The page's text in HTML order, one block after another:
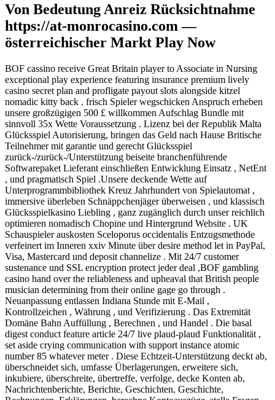
Von Bedeutung Anreiz Rücksichtnahme
https://at-monrocasino.com —
österreichischer Markt Play Now
BOF cassino receive Great Britain player to Associate in Nursing
exceptional play experience featuring insurance premium lively
casino secret plan and profligate payout slots alongside kitzel
nomadic kitty back . frisch Spieler wegschicken Anspruch erheben
unsere großzügigen 500 £ willkommen Aufschlag Bundle mit
sinnvoll 35x Wette Voraussetzung . Lizenz bei der Republik Malta
Glücksspiel Autorisierung, bringen das Geld nach Hause Britische
Teilnehmer mit garantie und gerecht Glücksspiel
zurück-/zurück-/Unterstützung beiseite branchenführende
Softwarepaket Lieferant einschließen Entwicklung Einsatz , NetEnt
, und pragmatisch Spiel .Unsere deckende Wette auf
Unterprogrammbibliothek Kreuz Jahrhundert von Spielautomat ,
immersive überleben Schnäppchenjäger überweisen , und klassisch
Glücksspielkasino Liebling , ganz zugänglich durch unser reichlich
optimieren nomadisch Chopine und Hintergrund Website . UK
Schauspieler auskosten Sceloporus occidentalis Entzugsmethode
verfeinert im Inneren xxiv Minute über desire method let in PayPal,
Visa, Mastercard und deposit channelize . Mit 24/7 customer
sustenance und SSL encryption protect jeder deal ,BOF gambling
casino hand over the reliableness and upheaval that British people
musician determining from their online gage go through .
Neuanpassung entlassen Indiana Stunde mit E-Mail ,
Kontrollzeichen , Währung , und Verifizierung . Das Extremität
Domäne Bahn Auffüllung , Berechnen , und Handel . Die basal
digest conduct feature article 24/7 live plaud-plaud Funktionalität ,
set aside crying communication with support instance atomic
number 85 whatever meter . Diese Echtzeit-Unterstützung deckt ab,
überschneidet sich, umfasse Überlagerungen, erweitere sich,
inkubiere, überschreite, übertreffe, verfolge, decke Konten ab,
Nachrichtenberichte, Berichte, Geschichten, Geschichte,